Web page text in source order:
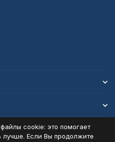
cookie: это помогает
лучше. Если Вы продолжите